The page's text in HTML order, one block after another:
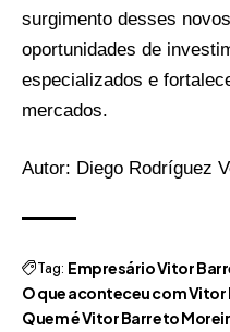
surgimento desses
oportunidades de
especializados e
mercados.
Autor: Diego Rodríguez
Tag: Empresário Vitor
O que aconteceu com
Quem é Vitor Barreto